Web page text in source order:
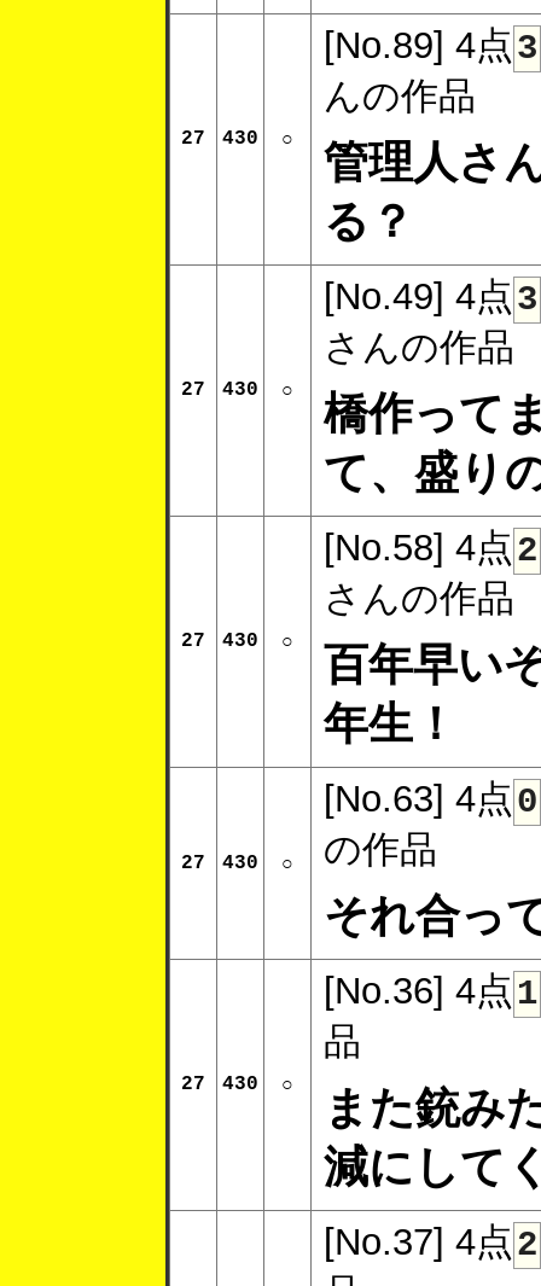
27 430 ○
[No.89] 4点 3
んの作品
管理人さ
る？
27 430 ○
[No.49] 4点 3
さんの作品
橋作って
て、盛り
27 430 ○
[No.58] 4点 2
さんの作品
百年早い
年生！
27 430 ○
[No.63] 4点 0
の作品
それ合っ
27 430 ○
[No.36] 4点 1
品
また銃み
減にして
[No.37] 4点 2